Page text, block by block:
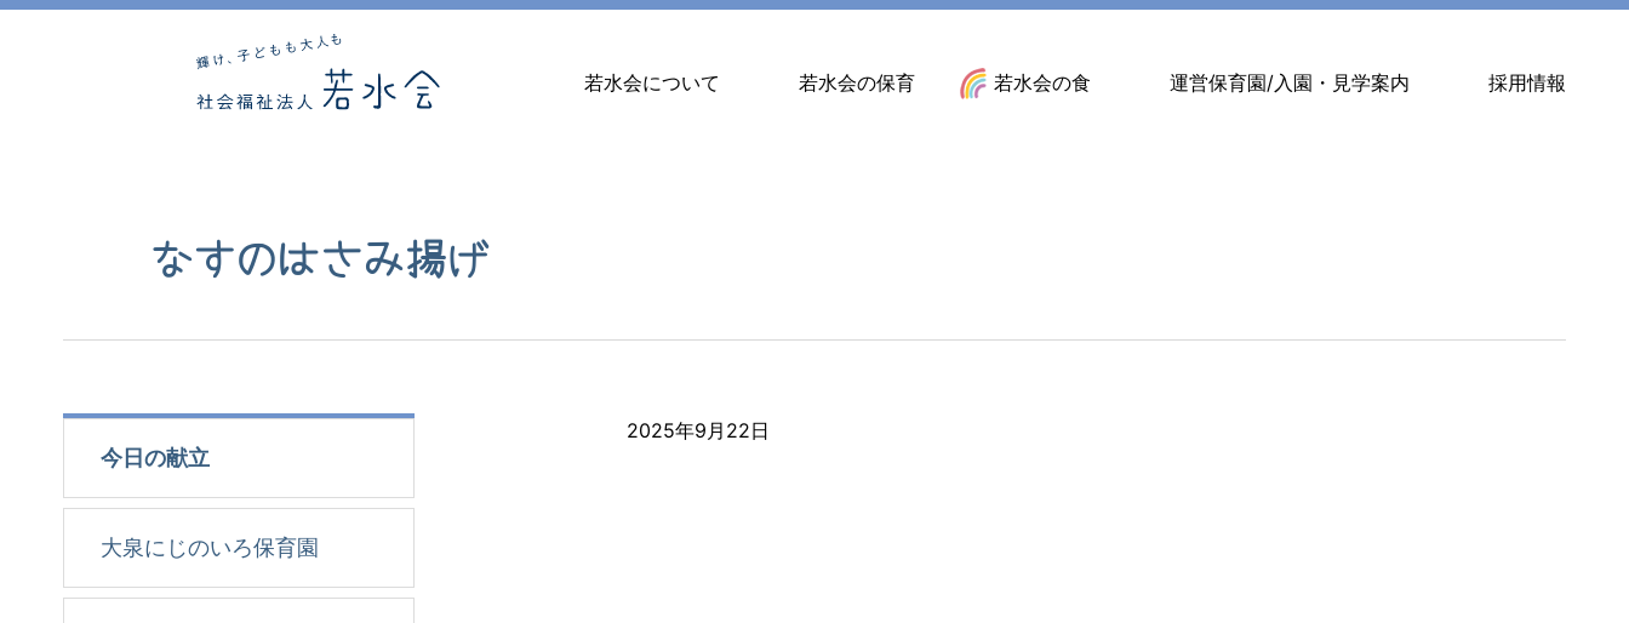
若水会について 若水会の保育 若水会の食 運営保育園/入園・見学案内 採用情報
なすのはさみ揚げ
2025年9月22日
今日の献立
大泉にじのいろ保育園